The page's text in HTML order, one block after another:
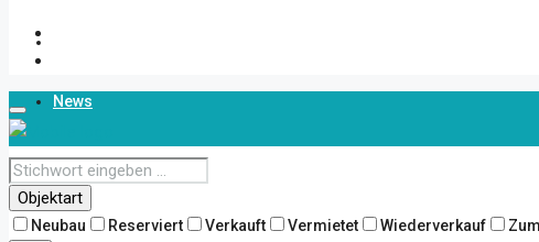
News
Kontakt
Objektart
Neubau Reserviert Verkauft Vermietet Wiederverkauf